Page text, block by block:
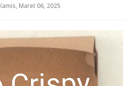
Maret 06, 2025